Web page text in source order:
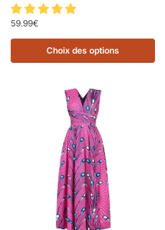
59.99€
Choix des options